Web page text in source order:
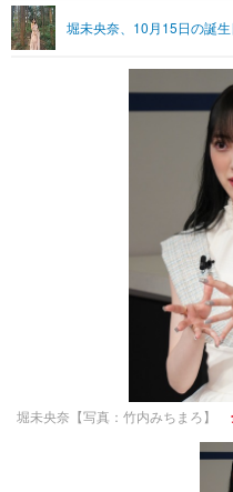
ショッピング
堀未央奈、10月15日の誕
堀未央奈【写真：竹内みちまろ】